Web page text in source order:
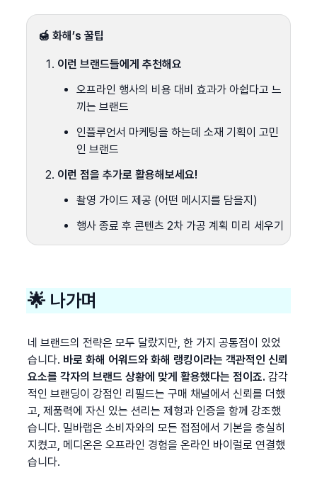
🍯 화해’s 꿀팁
이런 브랜드들에게 추천해요
오프라인 행사의 비용 대비 효과가 아쉽다고 느
끼는 브랜드
인플루언서 마케팅을 하는데 소재 기획이 고민
인 브랜드
이런 점을 추가로 활용해보세요!
촬영 가이드 제공 (어떤 메시지를 담을지)
행사 종료 후 콘텐츠 2차 가공 계획 미리 세우기
🌟 나가며
네 브랜드의 전략은 모두 달랐지만, 한 가지 공통점이 있었
습니다. 바로 화해 어워드와 화해 랭킹이라는 객관적인 신뢰
요소를 각자의 브랜드 상황에 맞게 활용했다는 점이죠. 감각
적인 브랜딩이 강점인 리필드는 구매 채널에서 신뢰를 더했
고, 제품력에 자신 있는 션리는 제형과 인증을 함께 강조했
습니다. 밀바랩은 소비자와의 모든 접점에서 기본을 충실히
지켰고, 메디온은 오프라인 경험을 온라인 바이럴로 연결했
습니다.